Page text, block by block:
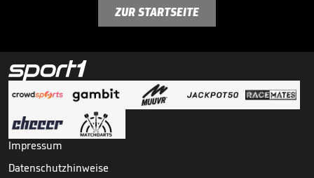
ZUR STARTSEITE
Impressum
Datenschutzhinweise